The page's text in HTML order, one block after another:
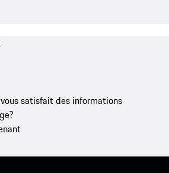
satisfait des informations